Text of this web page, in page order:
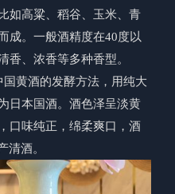
如高粱、稻谷、玉米、青
成。一般酒精度在40度以
香、浓香等多种香型。
黄酒的发酵方法，用纯大
日本国酒。酒色泽呈淡黄
口味纯正，绵柔爽口，酒
清酒。